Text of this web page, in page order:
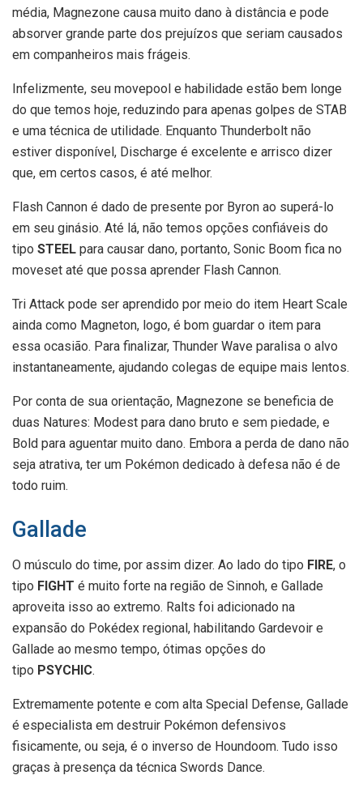
média, Magnezone causa muito dano à distância e pode
absorver grande parte dos prejuízos que seriam causados
em companheiros mais frágeis.
Infelizmente, seu movepool e habilidade estão bem longe
do que temos hoje, reduzindo para apenas golpes de STAB
e uma técnica de utilidade. Enquanto Thunderbolt não
estiver disponível, Discharge é excelente e arrisco dizer
que, em certos casos, é até melhor.
Flash Cannon é dado de presente por Byron ao superá-lo
em seu ginásio. Até lá, não temos opções confiáveis do
tipo STEEL para causar dano, portanto, Sonic Boom fica no
moveset até que possa aprender Flash Cannon.
Tri Attack pode ser aprendido por meio do item Heart Scale
ainda como Magneton, logo, é bom guardar o item para
essa ocasião. Para finalizar, Thunder Wave paralisa o alvo
instantaneamente, ajudando colegas de equipe mais lentos.
Por conta de sua orientação, Magnezone se beneficia de
duas Natures: Modest para dano bruto e sem piedade, e
Bold para aguentar muito dano. Embora a perda de dano não
seja atrativa, ter um Pokémon dedicado à defesa não é de
todo ruim.
Gallade
O músculo do time, por assim dizer. Ao lado do tipo FIRE, o
tipo FIGHT é muito forte na região de Sinnoh, e Gallade
aproveita isso ao extremo. Ralts foi adicionado na
expansão do Pokédex regional, habilitando Gardevoir e
Gallade ao mesmo tempo, ótimas opções do
tipo PSYCHIC.
Extremamente potente e com alta Special Defense, Gallade
é especialista em destruir Pokémon defensivos
fisicamente, ou seja, é o inverso de Houndoom. Tudo isso
graças à presença da técnica Swords Dance.